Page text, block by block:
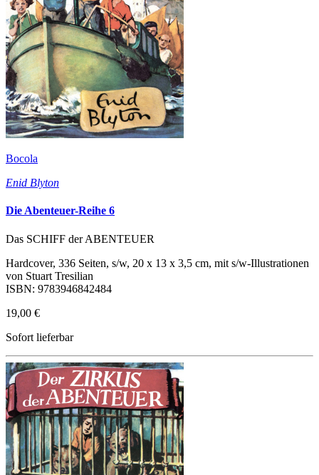
Bocola
Enid Blyton
Die Abenteuer-Reihe 6
Das SCHIFF der ABENTEUER
Hardcover, 336 Seiten, s/w, 20 x 13 x 3,5 cm, mit s/w-Illustrationen
von Stuart Tresilian
ISBN: 9783946842484
19,00 €
Sofort lieferbar